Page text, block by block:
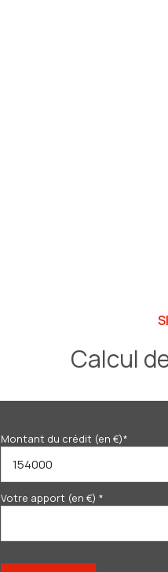
Calcul
Montant du crédit (en €)*
Votre apport (en €) *